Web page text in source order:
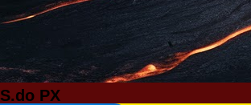
S.do PX